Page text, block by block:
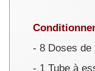
- 8 Doses de
- 1 Tube à